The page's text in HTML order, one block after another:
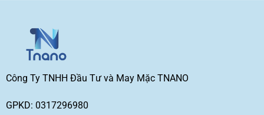
Công Ty TNHH Đầu Tư và May Mặc TNANO
GPKD: 0317296980